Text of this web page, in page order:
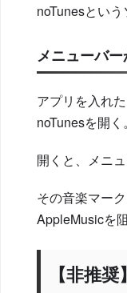
noTunesという
メニューバ
アプリを入れ
noTunesを開く。
開くと、メニ
その音楽マー
AppleMusicを
【非推